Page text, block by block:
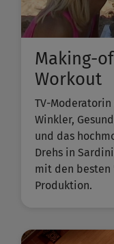
Making-
Workout
TV-Moderatorin
Winkler,
und das
Drehs in
mit den besten
Produktion.